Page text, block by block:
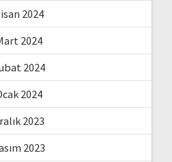
2024
2024
2024
2024
2023
2023